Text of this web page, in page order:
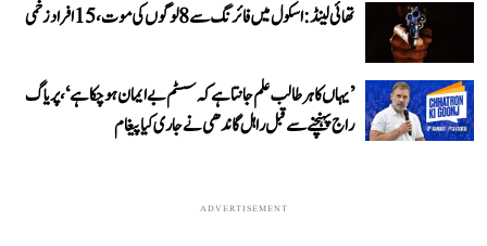
تھائی لینڈ: اسکول میں فائرنگ سے 8 لوگوں کی موت، 15 افراد زخمی
’یہاں کا ہر طالب علم جانتا ہے کہ سسٹم بے ایمان ہو چکا ہے‘، پریاگ
راج پہنچنے سے قبل راہل گاندھی نے جاری کیا پیغام
ADVERTISEMENT